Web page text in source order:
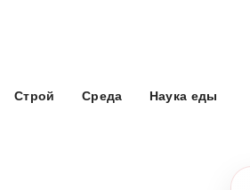
Строй Среда Наука еды